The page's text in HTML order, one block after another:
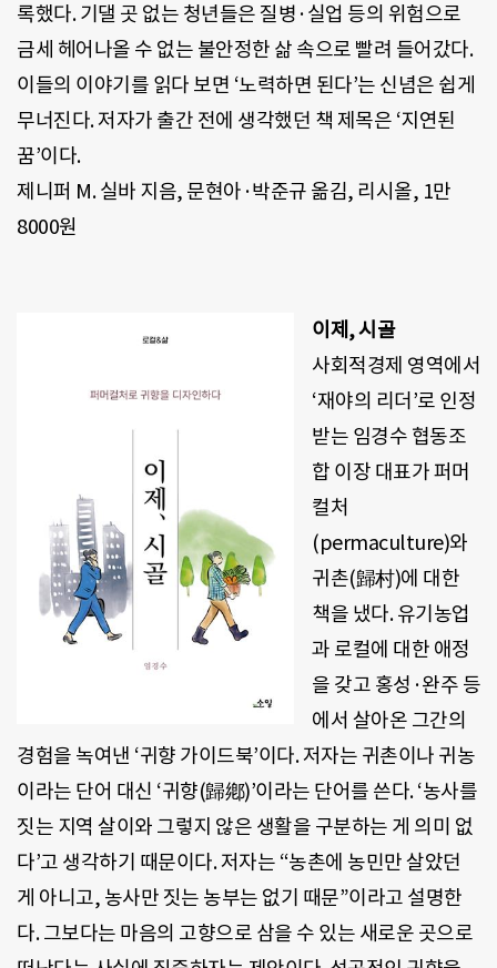
록했다.기댈 곳 없는 청년들은 질병·실업 등의 위험으로
금세 헤어나올 수 없는 불안정한 삶 속으로 빨려 들어갔다.
이들의 이야기를 읽다 보면 ‘노력하면 된다’는 신념은 쉽게
무너진다.저자가 출간 전에 생각했던 책 제목은 ‘지연된
꿈’이다.
제니퍼 M.실바 지음, 문현아·박준규 옮김, 리시올, 1만
8000원
이제 ,시골
사회적경제 영역에서
‘재야의 리더 ’로 인정
받는 임경수 협동조
합 이장 대표가 퍼머
컬처
(permaculture)와
귀촌(歸村)에 대한
책을 냈다.유기농업
과 로컬에 대한 애정
을 갖고 홍성·완주 등
에서 살아온 그간의
경험을 녹여낸 ‘귀향 가이드북’이다.저자는 귀촌이나 귀농
이라는 단어 대신 ‘귀향(歸鄕)’이라는 단어를 쓴다. ‘농사를
짓는 지역 살이와 그렇지 않은 생활을 구분하는 게 의미 없
다’고 생각하기 때문이다.저자는 “농촌에 농민만 살았던
게 아니고, 농사만 짓는 농부는 없기 때문”이라고 설명한
다.그보다는 마음의 고향으로 삼을 수 있는 새로운 곳으로